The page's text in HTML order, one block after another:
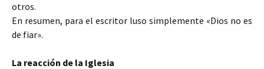
otros.
En resumen, para el escritor luso simplemente «Dios no es
de fiar».
La reacción de la Iglesia